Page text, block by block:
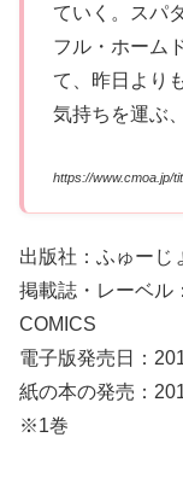
ていく。スパ
フル・ホーム
て、昨日より
気持ちを運ぶ
https://www.cmoa.jp/
出版社：ふゅーじ
掲載誌・レーベル
COMICS
電子版発売日：
紙の本の発売：
※1巻